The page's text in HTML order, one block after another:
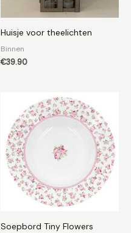
Huisje voor theelichten
Binnen
€39.90
Soepbord Tiny Flowers